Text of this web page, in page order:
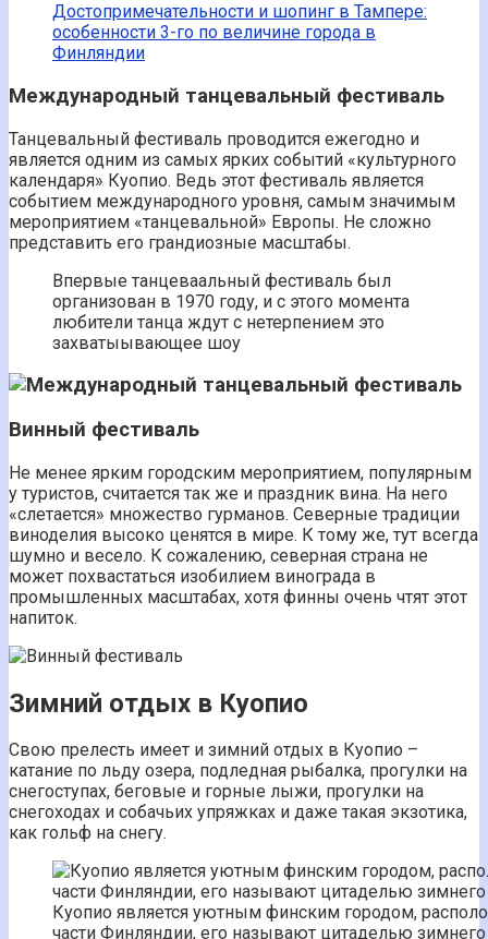
Достопримечательности и шопинг в Тампере:
особенности 3-го по величине города в
Финляндии
Международный танцевальный фестиваль
Танцевальный фестиваль проводится ежегодно и
является одним из самых ярких событий «культурного
календаря» Куопио. Ведь этот фестиваль является
событием международного уровня, самым значимым
мероприятием «танцевальной» Европы. Не сложно
представить его грандиозные масштабы.
Впервые танцеваальный фестиваль был
организован в 1970 году, и с этого момента
любители танца ждут с нетерпением это
захватыывающее шоу
Винный фестиваль
Не менее ярким городским мероприятием, популярным
у туристов, считается так же и праздник вина. На него
«слетается» множество гурманов. Северные традиции
виноделия высоко ценятся в мире. К тому же, тут всегда
шумно и весело. К сожалению, северная страна не
может похвастаться изобилием винограда в
промышленных масштабах, хотя финны очень чтят этот
напиток.
Зимний отдых в Куопио
Свою прелесть имеет и зимний отдых в Куопио –
катание по льду озера, подледная рыбалка, прогулки на
снегоступах, беговые и горные лыжи, прогулки на
снегоходах и собачьих упряжках и даже такая экзотика,
как гольф на снегу.
Куопио является уютным финским городом,
части Финляндии, его называют цитаделью